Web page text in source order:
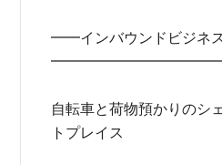
━━インバウンドビジネ
自転車と荷物預かりのシ
トプレイス